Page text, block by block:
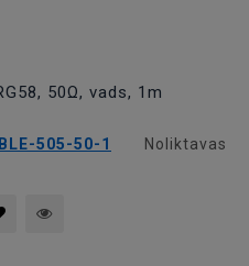
50Ω, vads, 1m
505-50-1
Noliktavas